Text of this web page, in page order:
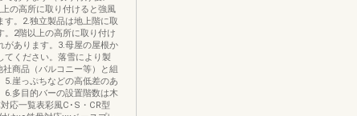
の高所に取り付けると強風
す。2.独立製品は地上階に取
。2階以上の高所に取り付け
があります。3.母屋の屋根か
てください。落雪により製
商品（バルコニー等）と組
5.崖っぷちなどの高低差のあ
6.多目的バーの設置階数は木
応一覧表彩風C･S・CR型